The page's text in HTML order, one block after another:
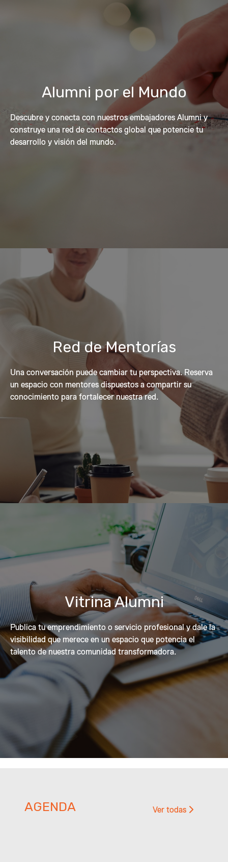
Alumni por el Mundo
Descubre y conecta con nuestros embajadores Alumni y
construye una red de contactos global que potencie tu
desarrollo y visión del mundo.
Red de Mentorías
Una conversación puede cambiar tu perspectiva. Reserva
un espacio con mentores dispuestos a compartir su
conocimiento para fortalecer nuestra red.
Vitrina Alumni
Publica tu emprendimiento o servicio profesional y dale la
visibilidad que merece en un espacio que potencia el
talento de nuestra comunidad transformadora.
AGENDA Ver todas